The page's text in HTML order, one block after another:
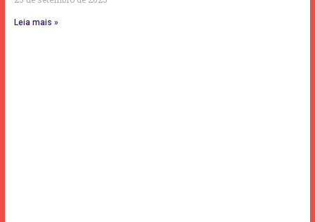
Leia mais »